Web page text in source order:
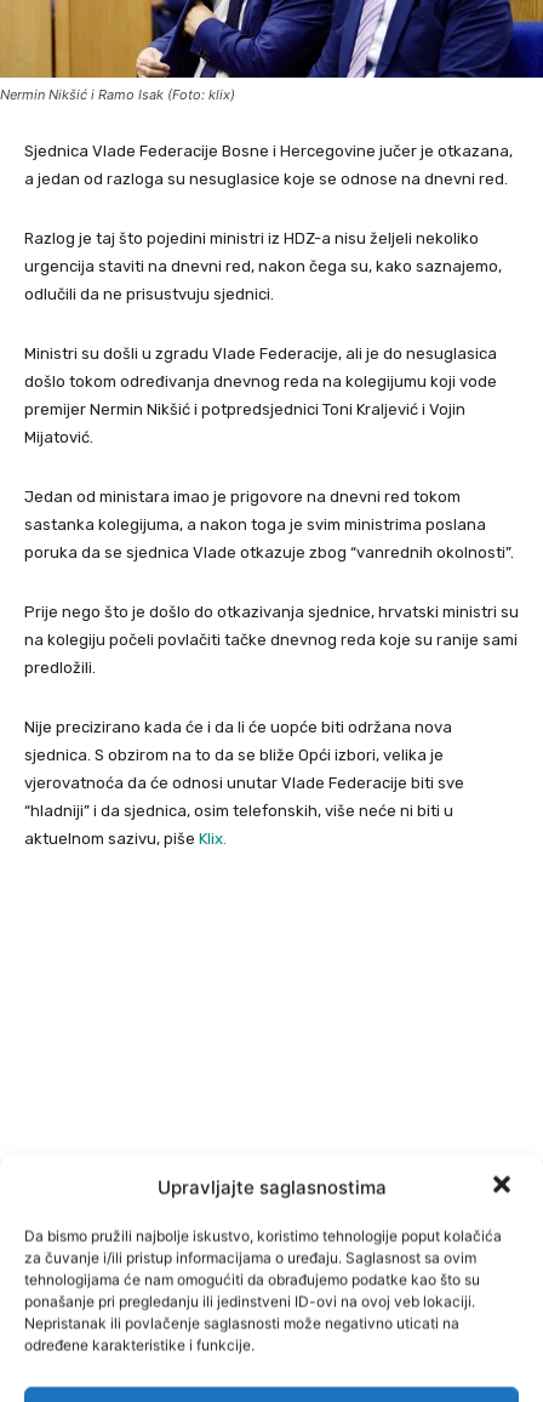
Upravljajte saglasnostima
Da bismo pružili najbolje iskustvo, koristimo tehnologije poput kolačića
za čuvanje i/ili pristup informacijama o uređaju. Saglasnost sa ovim
tehnologijama će nam omogućiti da obrađujemo podatke kao što su
ponašanje pri pregledanju ili jedinstveni ID-ovi na ovoj veb lokaciji.
Nepristanak ili povlačenje saglasnosti može negativno uticati na
određene karakteristike i funkcije.
Nermin Nikšić i Ramo Isak (Foto: klix)
Sjednica Vlade Federacije Bosne i Hercegovine jučer je otkazana,
a jedan od razloga su nesuglasice koje se odnose na dnevni red.
Razlog je taj što pojedini ministri iz HDZ-a nisu željeli nekoliko
urgencija staviti na dnevni red, nakon čega su, kako saznajemo,
odlučili da ne prisustvuju sjednici.
Ministri su došli u zgradu Vlade Federacije, ali je do nesuglasica
došlo tokom određivanja dnevnog reda na kolegijumu koji vode
premijer Nermin Nikšić i potpredsjednici Toni Kraljević i Vojin
Mijatović.
Jedan od ministara imao je prigovore na dnevni red tokom
sastanka kolegijuma, a nakon toga je svim ministrima poslana
poruka da se sjednica Vlade otkazuje zbog “vanrednih okolnosti”.
Prije nego što je došlo do otkazivanja sjednice, hrvatski ministri su
na kolegiju počeli povlačiti tačke dnevnog reda koje su ranije sami
predložili.
Nije precizirano kada će i da li će uopće biti održana nova
sjednica. S obzirom na to da se bliže Opći izbori, velika je
vjerovatnoća da će odnosi unutar Vlade Federacije biti sve
“hladniji” i da sjednica, osim telefonskih, više neće ni biti u
aktuelnom sazivu, piše Klix.